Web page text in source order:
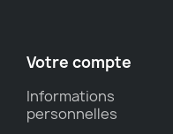
Votre compte
Informations
personnelles